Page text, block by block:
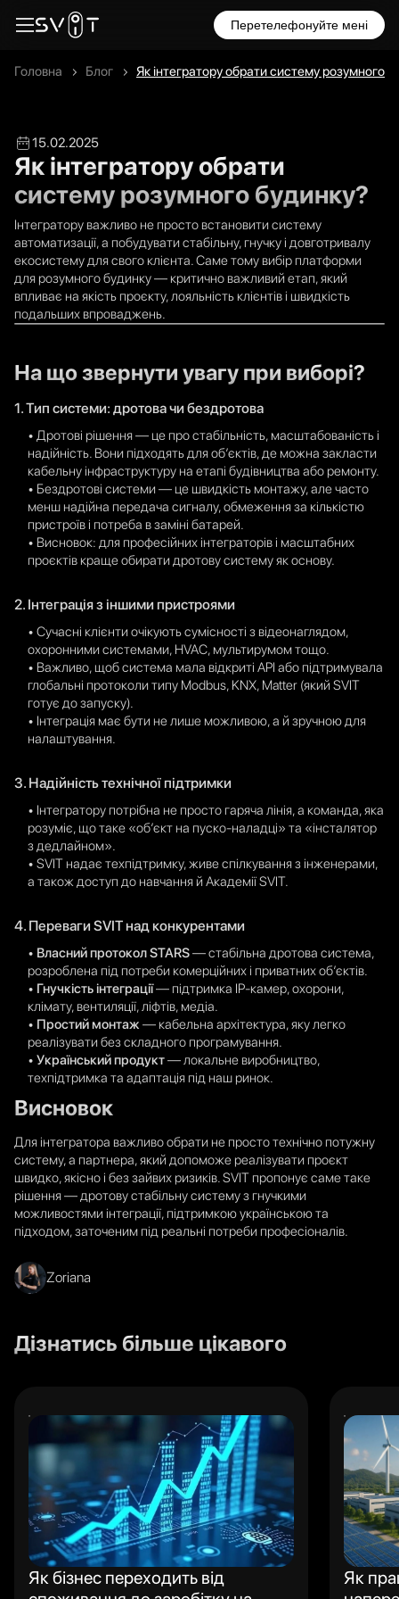
Перетелефонуйте мені
Головна Блог Як інтегратору обрати систему розумного
15.02.2025
Як інтегратору обрати
систему розумного будинку?
Інтегратору важливо не просто встановити систему
автоматизації, а побудувати стабільну, гнучку і довготривалу
екосистему для свого клієнта. Саме тому вибір платформи
для розумного будинку — критично важливий етап, який
впливає на якість проєкту, лояльність клієнтів і швидкість
подальших впроваджень.
На що звернути увагу при виборі?
1. Тип системи: дротова чи бездротова
• Дротові рішення — це про стабільність, масштабованість і
надійність. Вони підходять для об’єктів, де можна закласти
кабельну інфраструктуру на етапі будівництва або ремонту.
• Бездротові системи — це швидкість монтажу, але часто
менш надійна передача сигналу, обмеження за кількістю
пристроїв і потреба в заміні батарей.
• Висновок: для професійних інтеграторів і масштабних
проєктів краще обирати дротову систему як основу.
2. Інтеграція з іншими пристроями
• Сучасні клієнти очікують сумісності з відеонаглядом,
охоронними системами, HVAC, мультирумом тощо.
• Важливо, щоб система мала відкриті API або підтримувала
глобальні протоколи типу Modbus, KNX, Matter (який SVIT
готує до запуску).
• Інтеграція має бути не лише можливою, а й зручною для
налаштування.
3. Надійність технічної підтримки
• Інтегратору потрібна не просто гаряча лінія, а команда, яка
розуміє, що таке «об’єкт на пуско-наладці» та «інсталятор
з дедлайном».
• SVIT надає техпідтримку, живе спілкування з інженерами,
а також доступ до навчання й Академії SVIT.
4. Переваги SVIT над конкурентами
• Власний протокол STARS— стабільна дротова система,
розроблена під потреби комерційних і приватних об’єктів.
• Гнучкість інтеграції— підтримка IP-камер, охорони,
клімату, вентиляції, ліфтів, медіа.
• Простий монтаж — кабельна архітектура, яку легко
реалізувати без складного програмування.
• Український продукт— локальне виробництво,
техпідтримка та адаптація під наш ринок.
Висновок
Для інтегратора важливо обрати не просто технічно потужну
систему, а партнера, який допоможе реалізувати проєкт
швидко, якісно і без зайвих ризиків. SVIT пропонує саме таке
рішення — дротову стабільну систему з гнучкими
можливостями інтеграції, підтримкою українською та
підходом, заточеним під реальні потреби професіоналів.
Zoriana
Дізнатись більше цікавого
Як бізнес переходить від
Як